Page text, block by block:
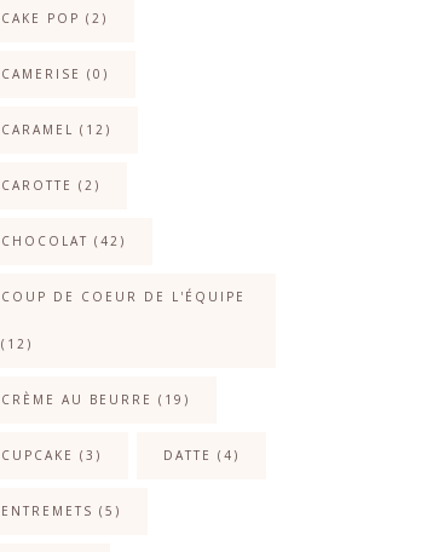
CAKE POP (2)
CAMERISE (0)
CARAMEL (12)
CAROTTE (2)
CHOCOLAT (42)
COUP DE COEUR DE L'ÉQUIPE
(12)
CRÈME AU BEURRE (19)
CUPCAKE (3) DATTE (4)
ENTREMETS (5)